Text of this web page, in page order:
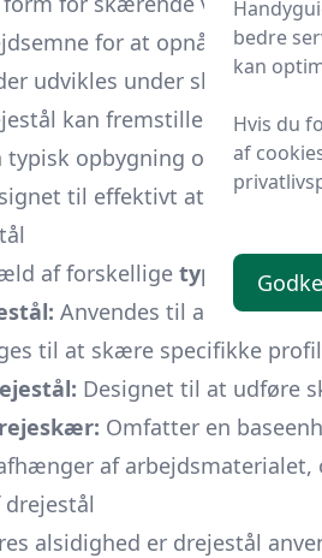
for at opnå en
udvikles under
kan fremstilles af
typisk opbygning omfatter
til effektivt at fjerne
af forskellige typer
af
Anvendes til almene
til at skære specifikke
Designet til at udføre
Omfatter en
af
alsidighed er drejestål
bedre
kan
Hvis du
af